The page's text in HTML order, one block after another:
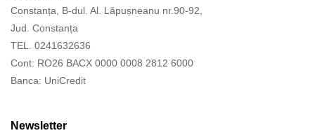
Constanța, B-dul. Al. Lăpușneanu nr.90-92,
Jud. Constanța
TEL. 0241632636
Cont: RO26 BACX 0000 0008 2812 6000
Banca: UniCredit
Newsletter